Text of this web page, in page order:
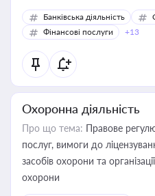
Банківська діяльність
Фінансові послуги
+13
Охоронна діяльність
Про що тема: Правове
послуг, вимоги до
засобів охорони та
охорони